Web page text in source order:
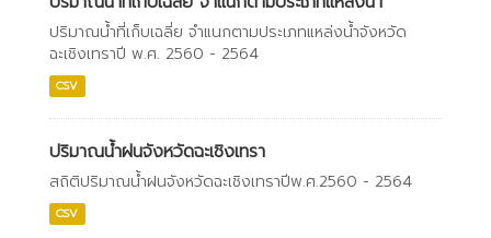
ปริมาณน้ำที่เก็บเฉลี่ย จำแนกตามประเภทแหล่งน้ำจังหวัด
ฉะเชิงเทราปี พ.ศ. 2560 - 2564
CSV
ปริมาณน้ำฝนจังหวัดฉะเชิงเทรา
สถิติปริมาณน้ำฝนจังหวัดฉะเชิงเทราปีพ.ศ.2560 - 2564
CSV